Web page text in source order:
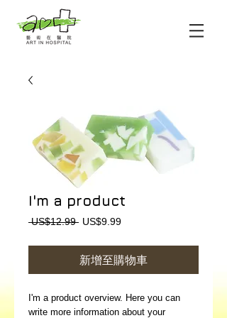
I'm a product
US$12.99 一
價
格
US$9.99促
價
格
新增至購物車
I'm a product overview. Here you can
write more information about your